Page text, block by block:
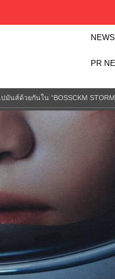
NEWS
PR
นส์ด้วยกันใน “BOSSCKM